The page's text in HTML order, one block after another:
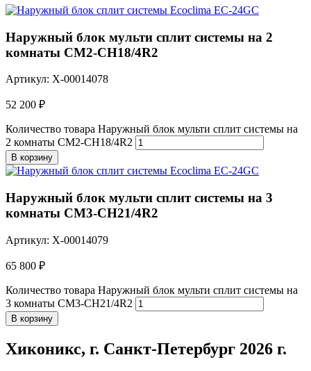
Наружный блок мульти сплит системы на 2
комнаты CM2-CH18/4R2
Артикул: X-00014078
52 200 ₽
Количество товара Наружный блок мульти сплит системы на
2 комнаты CM2-CH18/4R2
В корзину
Наружный блок мульти сплит системы на 3
комнаты CM3-CH21/4R2
Артикул: X-00014079
65 800 ₽
Количество товара Наружный блок мульти сплит системы на
3 комнаты CM3-CH21/4R2
В корзину
Хиконикс, г. Санкт-Петербург 2026 г.